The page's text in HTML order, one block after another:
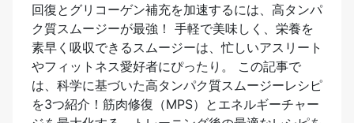
回復とグリコーゲン補充を加速するには、高タンパ
ク質スムージーが最強！ 手軽で美味しく、栄養を
素早く吸収できるスムージーは、忙しいアスリート
やフィットネス愛好者にぴったり。 この記事で
は、科学に基づいた高タンパク質スムージーレシピ
を3つ紹介！筋肉修復（MPS）とエネルギーチャー